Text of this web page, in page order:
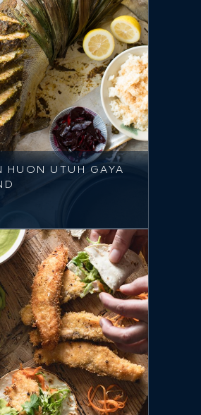
HUON UTUH GAYA